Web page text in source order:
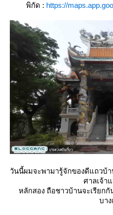
พิกัด : https://
วันนี้ผมจะพามารู้จักของดีแถวบ้
ศาลเจ้า
หลักสอง ถือชาวบ้านจะเรียก
บา